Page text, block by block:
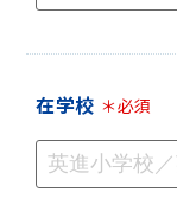
在学校 ＊必須